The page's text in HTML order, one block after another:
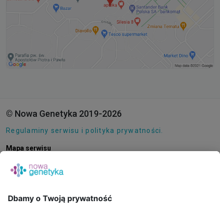
© Nowa Genetyka 2019-2026
Regulaminy serwisu i polityka prywatności.
Mapa serwisu
E-SKLEP